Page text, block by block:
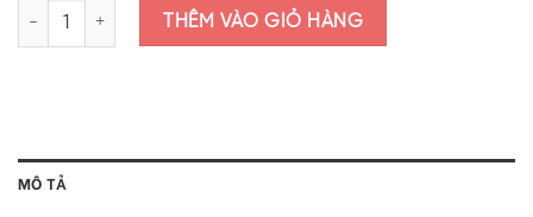
Áo thun lớp in hình "A journey of a thousand miles begins with a
THÊM VÀO GIỎ HÀNG
MÔ TẢ